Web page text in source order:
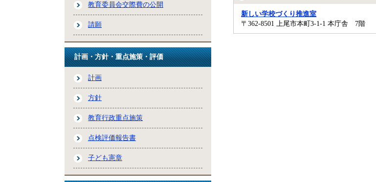
教育委員会交際費の公開
請願
計画・方針・重点施策・評価
計画
方針
教育行政重点施策
点検評価報告書
子ども憲章
新しい学校づくり推進室
〒362-8501
上尾市本町3-1-1 本庁舎 7階